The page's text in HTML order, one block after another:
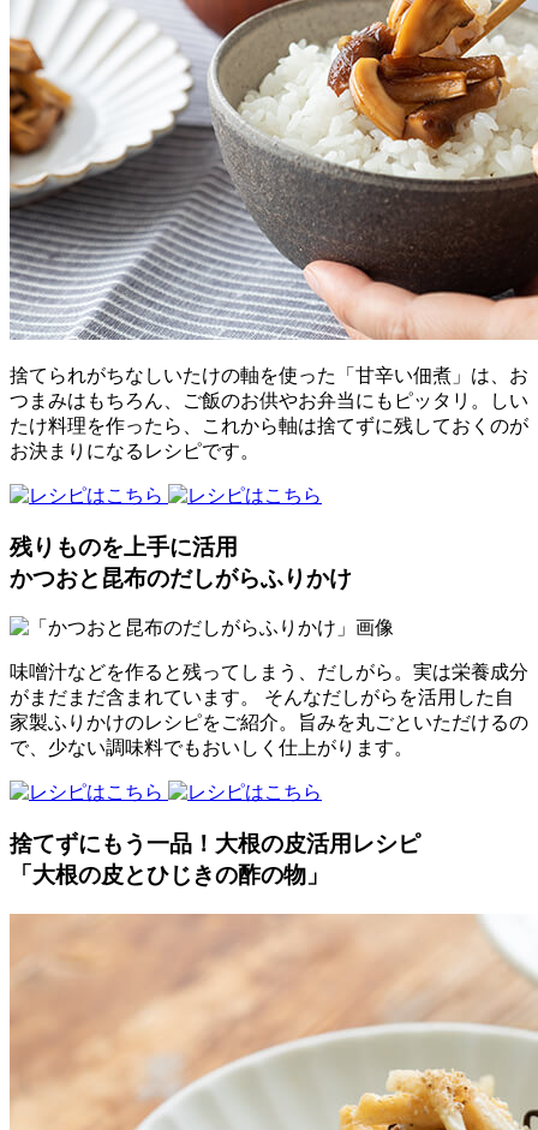
捨てられがちなしいたけの軸を使った「甘辛い佃煮」は、お
つまみはもちろん、ご飯のお供やお弁当にもピッタリ。しい
たけ料理を作ったら、これから軸は捨てずに残しておくのが
お決まりになるレシピです。
残りものを上手に活用
かつおと昆布のだしがらふりかけ
味噌汁などを作ると残ってしまう、だしがら。実は栄養成分
がまだまだ含まれています。 そんなだしがらを活用した自
家製ふりかけのレシピをご紹介。旨みを丸ごといただけるの
で、少ない調味料でもおいしく仕上がります。
捨てずにもう一品！大根の皮活用レシピ
「大根の皮とひじきの酢の物」